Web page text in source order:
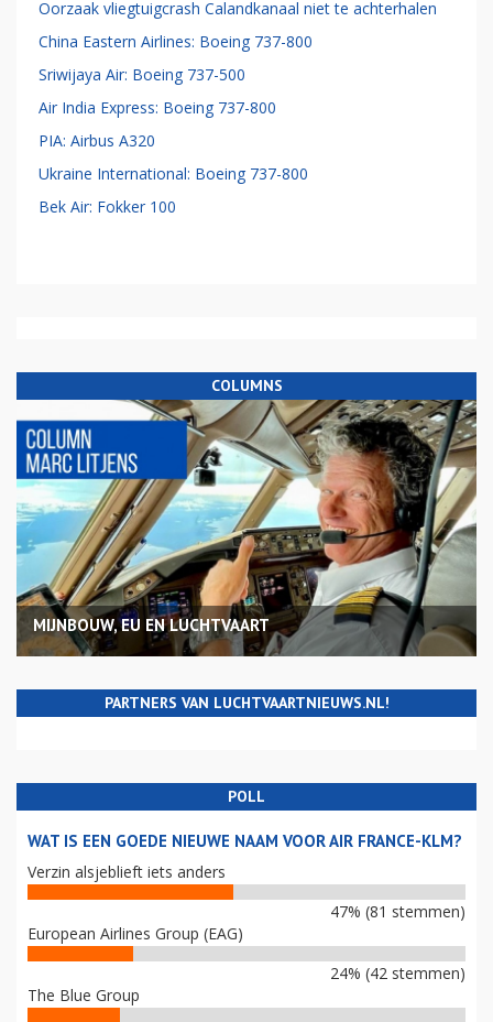
Oorzaak vliegtuigcrash Calandkanaal niet te achterhalen
China Eastern Airlines: Boeing 737-800
Sriwijaya Air: Boeing 737-500
Air India Express: Boeing 737-800
PIA: Airbus A320
Ukraine International: Boeing 737-800
Bek Air: Fokker 100
COLUMNS
MIJNBOUW, EU EN LUCHTVAART
PARTNERS VAN LUCHTVAARTNIEUWS.NL!
POLL
WAT IS EEN GOEDE NIEUWE NAAM VOOR AIR FRANCE-KLM?
Verzin alsjeblieft iets anders
47% (81 stemmen)
European Airlines Group (EAG)
24% (42 stemmen)
The Blue Group